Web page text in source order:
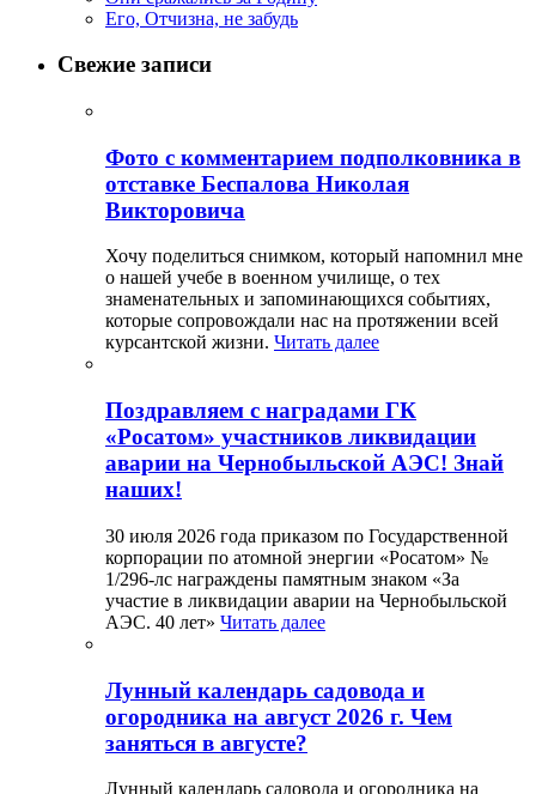
Его, Отчизна, не забудь
Свежие записи
Фото с комментарием подполковника в
отставке Беспалова Николая
Викторовича
Хочу поделиться снимком, который напомнил мне
о нашей учебе в военном училище, о тех
знаменательных и запоминающихся событиях,
которые сопровождали нас на протяжении всей
курсантской жизни. Читать далее
Поздравляем с наградами ГК
«Росатом» участников ликвидации
аварии на Чернобыльской АЭС! Знай
наших!
30 июля 2026 года приказом по Государственной
корпорации по атомной энергии «Росатом» №
1/296-лс награждены памятным знаком «За
участие в ликвидации аварии на Чернобыльской
АЭС. 40 лет» Читать далее
Лунный календарь садовода и
огородника на август 2026 г. Чем
заняться в августе?
Лунный календарь садовода и огородника на